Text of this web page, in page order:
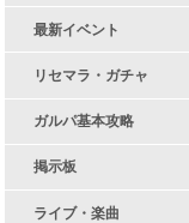
最新イベント
リセマラ・ガチャ
ガルパ基本攻略
掲示板
ライブ・楽曲